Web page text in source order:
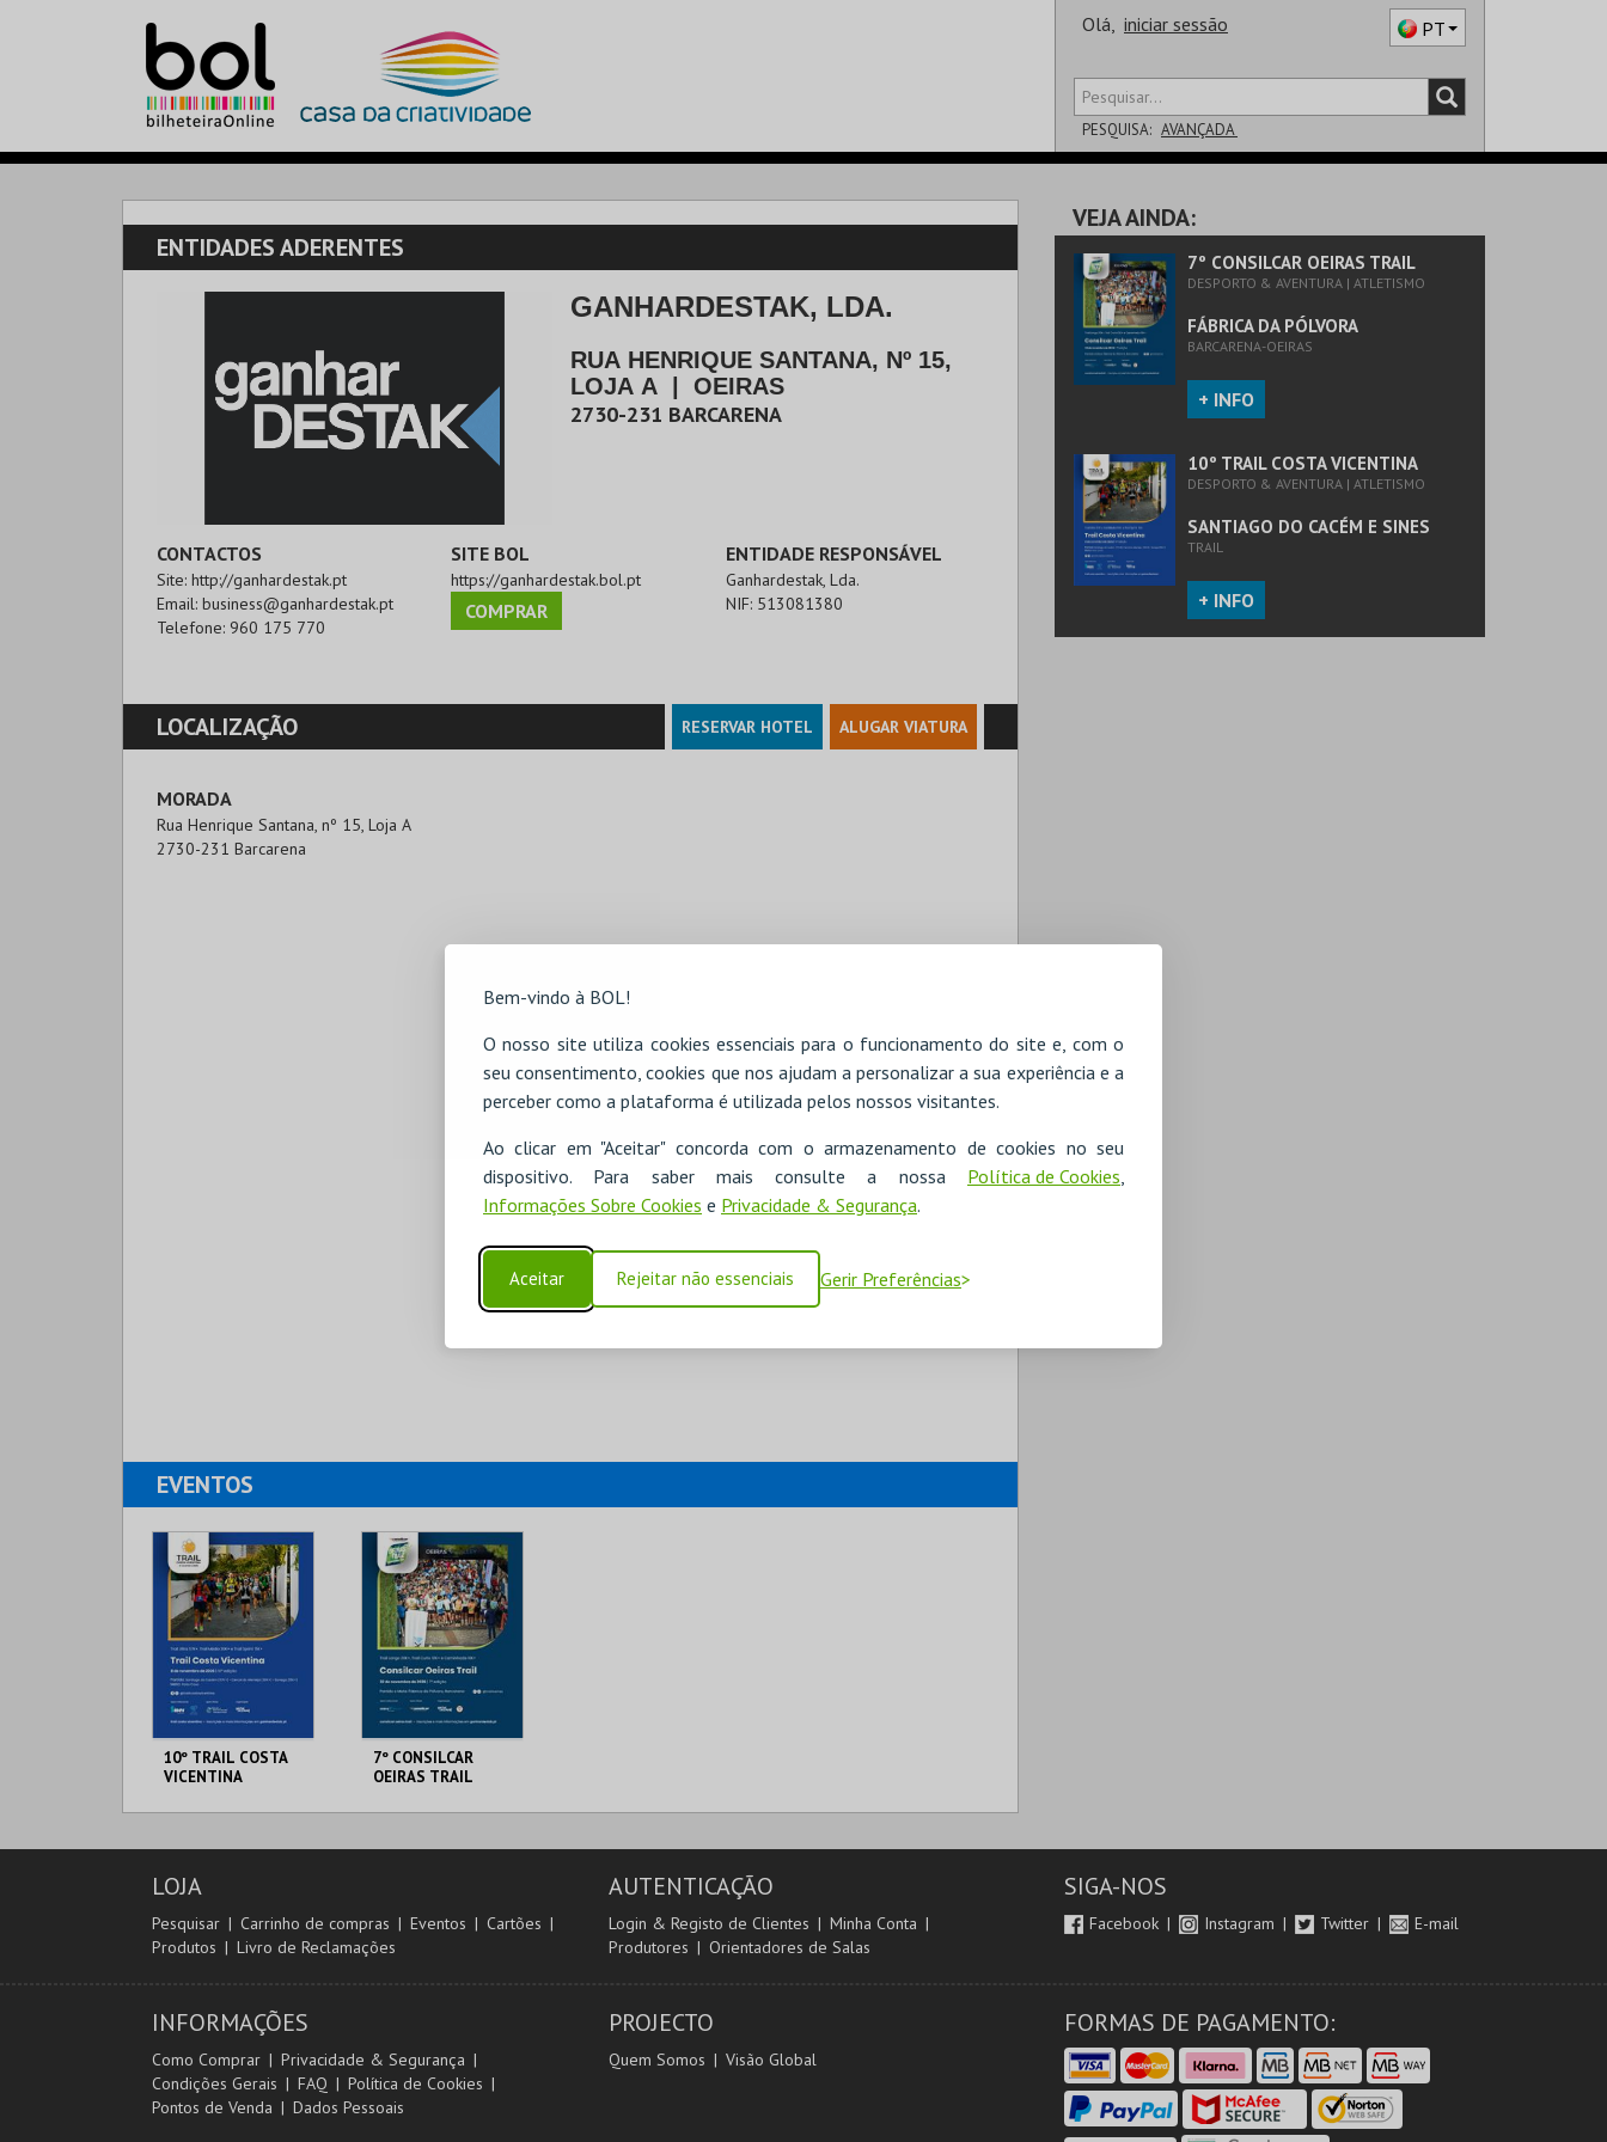
Bem-vindo à BOL!
O nosso site utiliza cookies essenciais para o funcionamento do site e, com o
seu consentimento, cookies que nos ajudam a personalizar a sua experiência e a
perceber como a plataforma é utilizada pelos nossos visitantes.
Ao clicar em "Aceitar" concorda com o armazenamento de cookies no seu
dispositivo. Para saber mais consulte a nossa Política de Cookies
Informações Sobre Cookies e Privacidade & Segurança.
Aceitar Rejeitar não essenciais Gerir Preferências
Olá, iniciar sessão PT
PESQUISA: AVANÇADA
SALA
ENTIDADES ADERENTES
GANHARDESTAK, LDA.
RUA HENRIQUE SANTANA, Nº 15,
LOJA A
OEIRAS
2730-231 BARCARENA
CONTACTOS
Site: http://ganhardestak.pt
Email: business@ganhardestak.pt
Telefone: 960 175 770
SITE BOL
https://ganhardestak.bol.pt
COMPRAR
ENTIDADE RESPONSÁVEL
Ganhardestak, Lda.
NIF: 513081380
LOCALIZAÇÃO RESERVAR HOTEL ALUGAR VIATURA
MORADA
Rua Henrique Santana, nº 15, Loja A
2730-231 Barcarena
EVENTOS
10º TRAIL COSTA
VICENTINA
CACÉM E SINES
INSCREVER
7º CONSILCAR
OEIRAS TRAIL
PÓLVORA
VEJA AINDA:
7º CONSILCAR OEIRAS TRAIL
DESPORTO & AVENTURA | ATLETISMO
FÁBRICA DA PÓLVORA
BARCARENA-OEIRAS
+ INFO
10º TRAIL COSTA VICENTINA
DESPORTO & AVENTURA | ATLETISMO
SANTIAGO DO CACÉM E SINES
TRAIL
+ INFO
LOJA
Pesquisar Carrinho de compras Eventos
Cartões
Produtos
Livro de Reclamações
AUTENTICAÇÃO
Login & Registo de Clientes
Minha Conta
Produtores
Orientadores de Salas
SIGA-NOS
Facebook Instagram Twitter E-mail
INFORMAÇÕES
Como Comprar
Privacidade & Segurança
Condições Gerais
FAQ
Política de Cookies
Pontos de Venda
Dados Pessoais
PROJECTO
Quem Somos Visão Global
FORMAS DE PAGAMENTO: